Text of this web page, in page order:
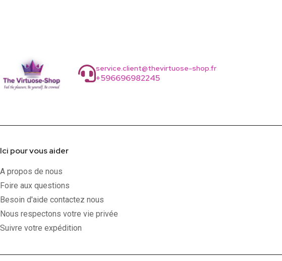
service.client@thevirtuose-shop.fr
+596696982245
Ici pour vous aider
A propos de nous
Foire aux questions
Besoin d'aide contactez nous
Nous respectons votre vie privée
Suivre votre expédition